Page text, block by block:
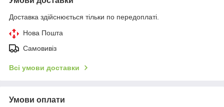
Доставка здійснюється тільки по передоплаті.
Нова Пошта
Самовивіз
Всі умови доставки
Умови оплати